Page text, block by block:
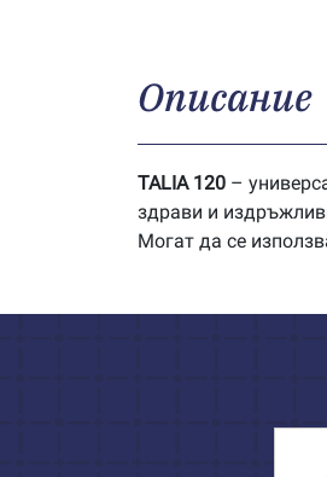
Описание
TALIA 120 –
здрави и
Могат да се